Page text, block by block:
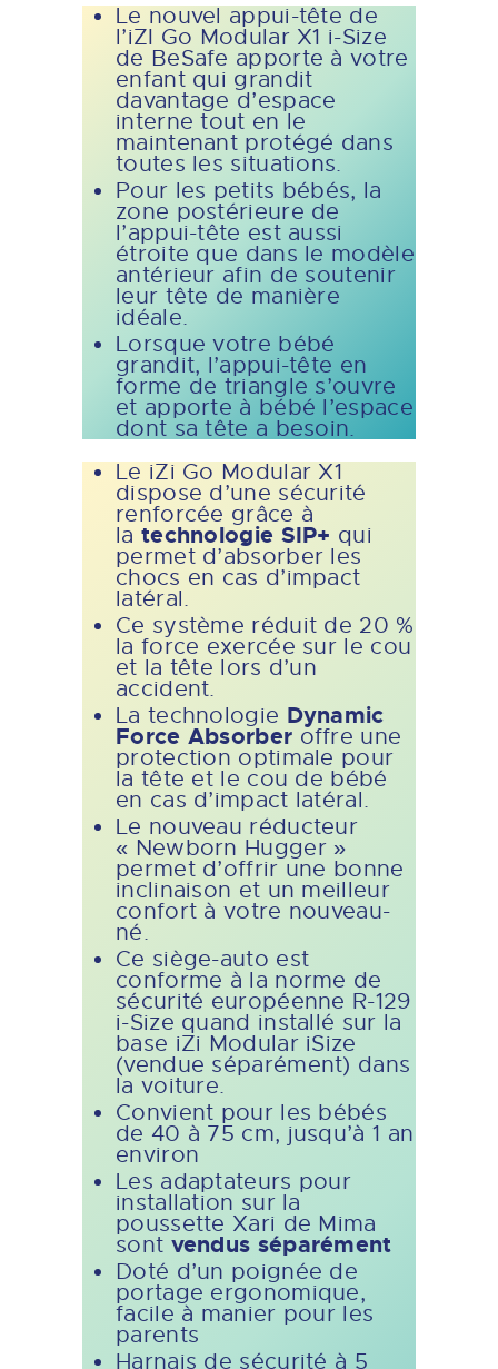
Le nouvel appui-tête de
l’iZI Go Modular X1 i-Size
de BeSafe apporte à votre
enfant qui grandit
davantage d’espace
interne tout en le
maintenant protégé dans
toutes les situations.
Pour les petits bébés, la
zone postérieure de
l’appui-tête est aussi
étroite que dans le modèle
antérieur afin de soutenir
leur tête de manière
idéale.
Lorsque votre bébé
grandit, l’appui-tête en
forme de triangle s’ouvre
et apporte à bébé l’espace
dont sa tête a besoin.
Le iZi Go Modular X1
dispose d’une sécurité
renforcée grâce à
la technologie SIP+ qui
permet d’absorber les
chocs en cas d’impact
latéral.
Ce système réduit de 20 %
la force exercée sur le cou
et la tête lors d’un
accident.
La technologie Dynamic
Force Absorber offre une
protection optimale pour
la tête et le cou de bébé
en cas d’impact latéral.
Le nouveau réducteur
« Newborn Hugger »
permet d’offrir une bonne
inclinaison et un meilleur
confort à votre nouveau-
né.
Ce siège-auto est
conforme à la norme de
sécurité européenne R-129
i-Size quand installé sur la
base iZi Modular iSize
(vendue séparément) dans
la voiture.
Convient pour les bébés
de 40 à 75 cm, jusqu’à 1 an
environ
Les adaptateurs pour
installation sur la
poussette Xari de Mima
sont vendus séparément
Doté d’un poignée de
portage ergonomique,
facile à manier pour les
parents
Harnais de sécurité à 5